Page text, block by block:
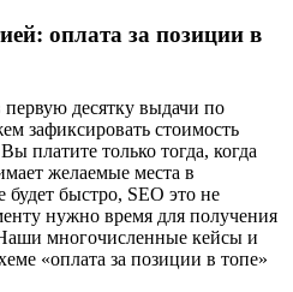
оплата за позиции в
десятку выдачи по
зафиксировать стоимость
платите только тогда, когда
желаемые места в
быстро, SEO это не
нужно время для получения
многочисленные кейсы и
«оплата за позиции в топе»